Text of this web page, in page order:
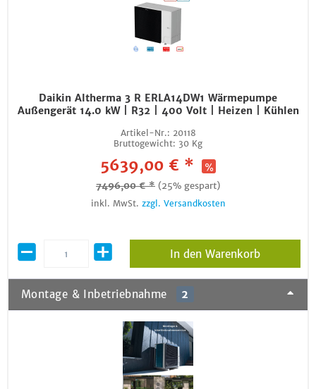
Daikin Altherma 3 R ERLA14DW1 Wärmepumpe
Außengerät 14.0 kW | R32 | 400 Volt | Heizen | Kühlen
Artikel-Nr.: 20118
Bruttogewicht: 30 Kg
5639,00 € *
7496,00 € * (25% gespart)
inkl. MwSt. zzgl. Versandkosten
In den Warenkorb
Montage & Inbetriebnahme 2